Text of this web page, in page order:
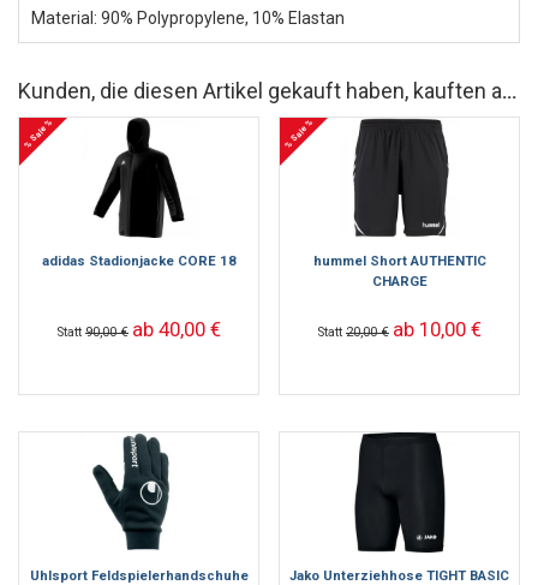
Material: 90% Polypropylene, 10% Elastan
Kunden, die diesen Artikel gekauft haben, kauften auch
% Sale %
adidas Stadionjacke CORE 18
Statt 90,00 € ab 40,00 €
% Sale %
hummel Short AUTHENTIC
CHARGE
Statt 20,00 € ab 10,00 €
Uhlsport Feldspielerhandschuhe
Jako Unterziehhose TIGHT BASIC